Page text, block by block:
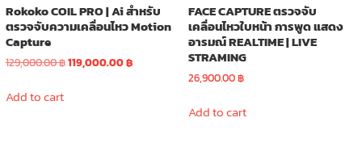
Rokoko COIL PRO | Ai สำหรับ
ตรวจจับความเคลื่อนไหว Motion
Capture
129,000.00฿Original
119,000.00฿Current
Add to cart
FACE CAPTURE ตรวจจับ
เคลื่อนไหวใบหน้า การพูด แสดง
อารมณ์ REALTIME | LIVE
STRAMING
26,900.00฿
Add to cart